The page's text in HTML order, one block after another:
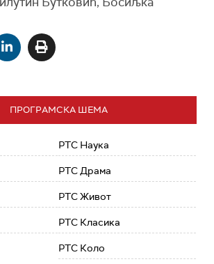
ПРОГРАМСКА ШЕМА
РТС Наука
РТС Драма
РТС Живот
РТС Класика
РТС Коло